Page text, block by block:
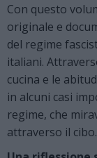
Con questo
originale e
del regime
italiani.
cucina e le
in alcuni casi
regime, che
attraverso il cibo.